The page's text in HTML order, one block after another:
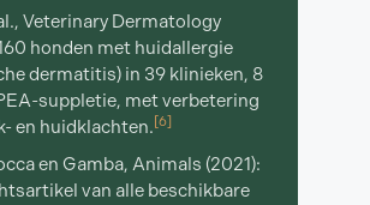
Veterinary Dermatology
honden met huidallergie
dermatitis) in 39 klinieken, 8
suppletie, met verbetering
en huidklachten. [6]
en Gamba, Animals (2021):
van alle beschikbare